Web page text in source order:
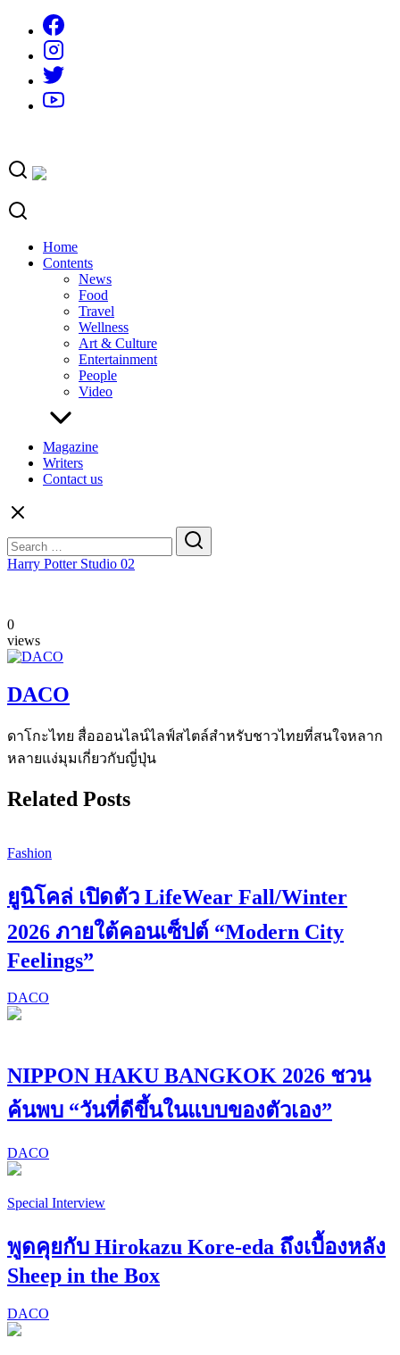
content
Home
Contents
News
Food
Travel
Wellness
Art & Culture
Entertainment
People
Video
Magazine
Writers
Contact us
for:
Harry Potter Studio 02
0
views
DACO
ดาโกะไทย สื่อออนไลน์ไลฟ์สไตล์สำหรับชาวไทยที่สนใจหลาก
หลายแง่มุมเกี่ยวกับญี่ปุ่น
Related Posts
Fashion
ยูนิโคล่ เปิดตัว LifeWear Fall/Winter
2026 ภายใต้คอนเซ็ปต์ “Modern City
Feelings”
DACO
NIPPON HAKU BANGKOK 2026 ชวน
ค้นพบ “วันที่ดีขึ้นในแบบของตัวเอง”
DACO
Special Interview
พูดคุยกับ Hirokazu Kore-eda ถึงเบื้องหลัง
Sheep in the Box
DACO